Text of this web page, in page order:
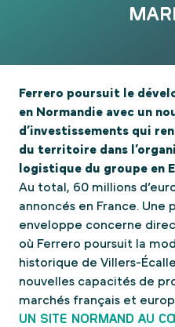
Ferrero poursuit le
en Normandie avec un
d’investissements qui
du territoire dans
logistique du groupe en
Au total, 60 millions
annoncés en France.
enveloppe concerne
où Ferrero poursuit la
historique de Villers-
nouvelles capacités de
marchés français et
UN SITE NORMAND AU